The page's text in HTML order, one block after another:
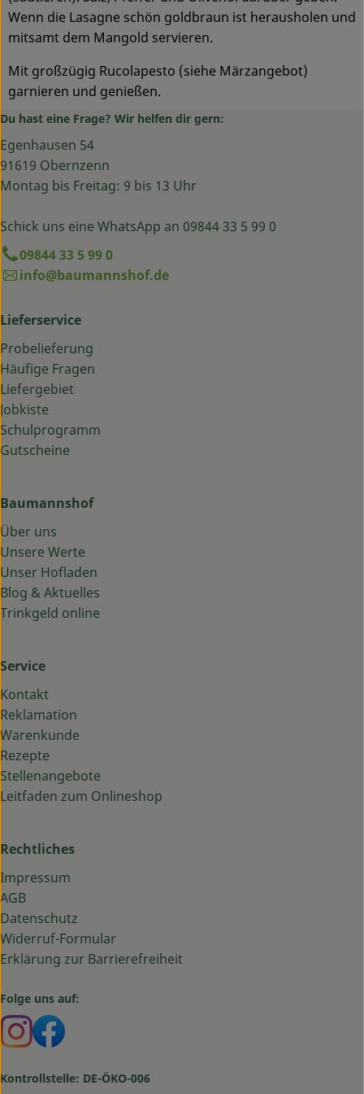
Wenn die Lasagne schön goldbraun ist herausholen und
mitsamt dem Mangold servieren.
Mit großzügig Rucolapesto (siehe Märzangebot)
garnieren und genießen.
Du hast eine Frage? Wir helfen dir gern:
Egenhausen 54
91619 Obernzenn
Montag bis Freitag: 9 bis 13 Uhr
Schick uns eine WhatsApp an 09844 33 5 99 0
09844 33 5 99 0
info@baumannshof.de
Lieferservice
Probelieferung
Häufige Fragen
Liefergebiet
Jobkiste
Schulprogramm
Gutscheine
Baumannshof
Über uns
Unsere Werte
Unser Hofladen
Blog & Aktuelles
Trinkgeld online
Service
Kontakt
Reklamation
Warenkunde
Rezepte
Stellenangebote
Leitfaden zum Onlineshop
Rechtliches
Impressum
AGB
Datenschutz
Widerruf-Formular
Erklärung zur Barrierefreiheit
Folge uns auf:
Externer Link zu https://www.instagram.com/
Externer Link zu https://www.facebook.com/
Kontrollstelle: DE-ÖKO-006